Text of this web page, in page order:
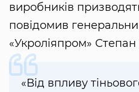
виробників
повідомив
«Укроліяпром»
«Від впливу